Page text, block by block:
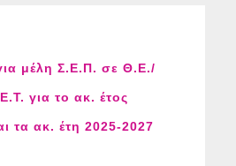
μέλη Σ.Ε.Π. σε Θ.Ε./
για το ακ. έτος
τα ακ. έτη 2025-2027